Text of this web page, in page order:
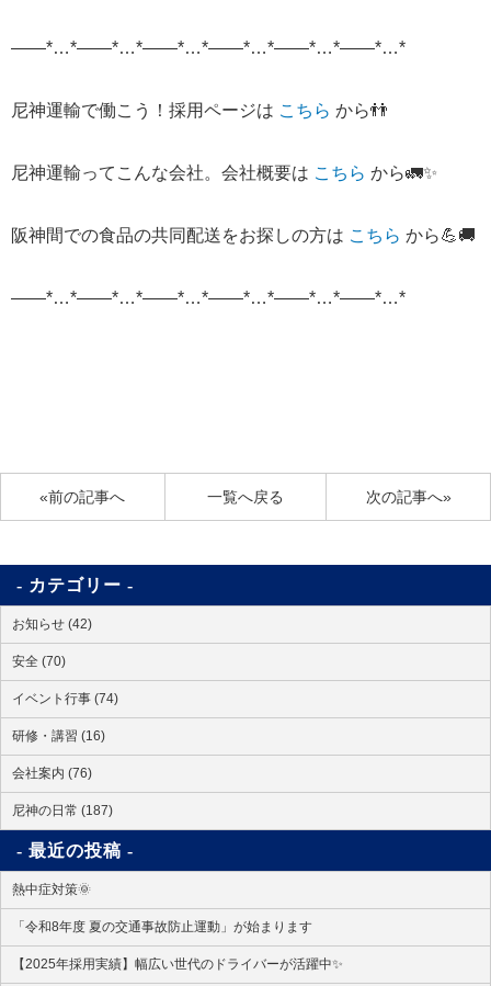
——*…*——*…*——*…*——*…*——*…*——*…*
尼神運輸で働こう！採用ページは こちら から👬
尼神運輸ってこんな会社。会社概要は こちら から🚛✨
阪神間での食品の共同配送をお探しの方は こちら から💪🚚
——*…*——*…*——*…*——*…*——*…*——*…*
«前の記事へ 次の記事へ»
一覧へ戻る
カテゴリー
お知らせ (42)
安全 (70)
イベント行事 (74)
研修・講習 (16)
会社案内 (76)
尼神の日常 (187)
最近の投稿
熱中症対策🌞
「令和8年度 夏の交通事故防止運動」が始まります
【2025年採用実績】幅広い世代のドライバーが活躍中✨